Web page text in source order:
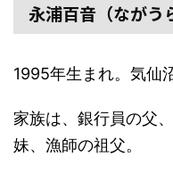
永浦百音（なが
1995年生まれ。気仙
家族は、銀行員の父
妹、漁師の祖父。